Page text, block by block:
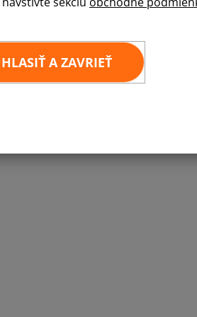
A ZAVRIEŤ
Nekompromisný Roll Up s čiernou
Potlač je na materiál PVC blockout. Roll Up
kontaktuje pre množstevnú zľavu.